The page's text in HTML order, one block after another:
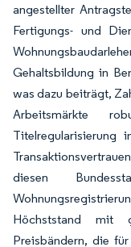
angestellter
Fertigungs- und
Gehaltsbildung in
was dazu beiträgt,
Arbeitsmärkte
Titelregularisierung
diesen
Höchststand mit
Preisbändern, die